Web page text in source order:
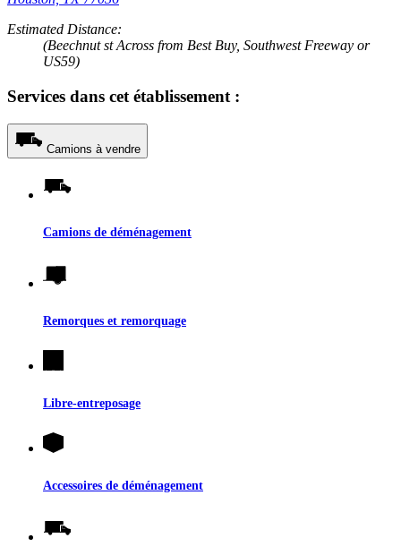
Estimated Distance:
(Beechnut st Across from Best Buy, Southwest Freeway or
US59)
Services dans cet établissement :
Camions à vendre
Camions de déménagement
Remorques et remorquage
Libre-entreposage
Accessoires de déménagement